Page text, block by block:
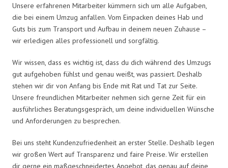
Unsere erfahrenen Mitarbeiter kümmern sich um alle Aufgaben,
die bei einem Umzug anfallen. Vom Einpacken deines Hab und
Guts bis zum Transport und Aufbau in deinem neuen Zuhause –
wir erledigen alles professionell und sorgfältig.
Wir wissen, dass es wichtig ist, dass du dich während des Umzugs
gut aufgehoben fühlst und genau weißt, was passiert. Deshalb
stehen wir dir von Anfang bis Ende mit Rat und Tat zur Seite.
Unsere freundlichen Mitarbeiter nehmen sich gerne Zeit für ein
ausführliches Beratungsgespräch, um deine individuellen Wünsche
und Anforderungen zu besprechen.
Bei uns steht Kundenzufriedenheit an erster Stelle. Deshalb legen
wir großen Wert auf Transparenz und faire Preise. Wir erstellen
dir gerne ein maßgeschneidertes Angebot, das genau auf deine